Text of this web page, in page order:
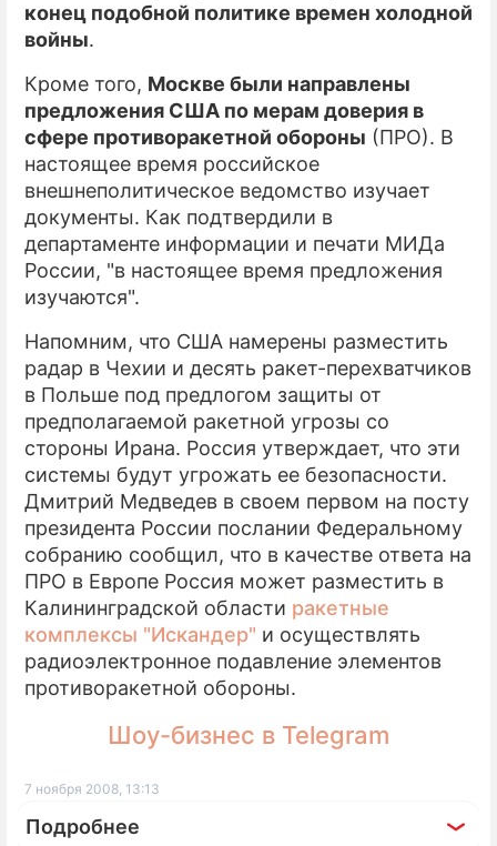
конец подобной политике времен холодной
войны.
Кроме того, Москве были направлены
предложения США по мерам доверия в
сфере противоракетной обороны (ПРО). В
настоящее время российское
внешнеполитическое ведомство изучает
документы. Как подтвердили в
департаменте информации и печати МИДа
России, "в настоящее время предложения
изучаются".
Напомним, что США намерены разместить
радар в Чехии и десять ракет-перехватчиков
в Польше под предлогом защиты от
предполагаемой ракетной угрозы со
стороны Ирана. Россия утверждает, что эти
системы будут угрожать ее безопасности.
Дмитрий Медведев в своем первом на посту
президента России послании Федеральному
собранию сообщил, что в качестве ответа на
ПРО в Европе Россия может разместить в
Калининградской области ракетные
комплексы "Искандер" и осуществлять
радиоэлектронное подавление элементов
противоракетной обороны.
Шоу-бизнес в Telegram
7 ноября 2008, 13:13
Подробнее